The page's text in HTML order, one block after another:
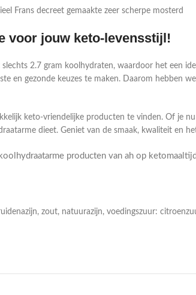
Frans decreet gemaakte zeer scherpe mosterd
voor jouw keto-levensstijl!
2.7 gram koolhydraten, waardoor het een
en gezonde keuzes te maken. Daarom hebben
keto-vriendelijke producten te vinden. Of je
dieet. Geniet van de smaak, kwaliteit en
producten van ah op
zout, natuurazijn, voedingszuur: